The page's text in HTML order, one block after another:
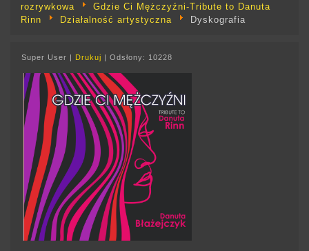
rozrywkowa
Gdzie Ci Mężczyźni-Tribute to Danuta
Rinn
Działalność artystyczna Dyskografia
Super User | Drukuj |Odsłony: 10228